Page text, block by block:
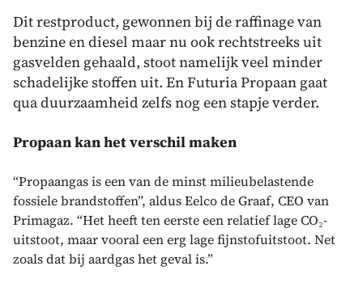
Dit restproduct, gewonnen bij de raffinage van
benzine en diesel maar nu ook rechtstreeks uit
gasvelden gehaald, stoot namelijk veel minder
schadelijke stoffen uit. En Futuria Propaan gaat
qua duurzaamheid zelfs nog een stapje verder.
Propaan kan het verschil maken
“Propaangas is een van de minst milieubelastende
fossiele brandstoffen”, aldus Eelco de Graaf, CEO van
Primagaz. “Het heeft ten eerste een relatief lage CO₂-
uitstoot, maar vooral een erg lage fijnstofuitstoot. Net
zoals dat bij aardgas het geval is.”